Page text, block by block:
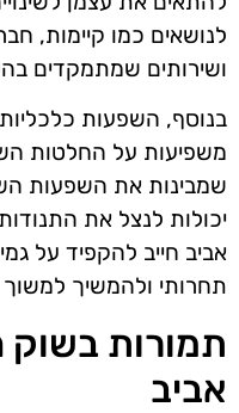
לנושאים כמו קיימות,
ושירותים שמתמקדים
בנוסף, השפעות כלכליות
משפיעות על החלטות
שמבינות את השפעות
יכולות לנצל את
אביב חייב להקפיד על
תחרותי ולהמשיך
תמורות
אביב